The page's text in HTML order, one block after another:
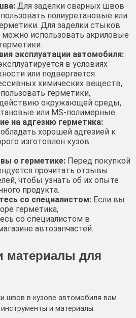
Для заделки сварных швов
полиуретановые или
Для заделки стыков
можно использовать акриловые
эксплуатации автомобиля:
в условиях
или подвергается
химических веществ,
герметики,
окружающей среды,
или MS-полимерные․
на адгезию герметика:
хорошей адгезией к
изготовлен кузов
о герметике: Перед покупкой
прочитать отзывы
чтобы узнать об их опыте
продукта․
со специалистом: Если вы
герметика,
со специалистом в
автозапчастей․
материалы для
швов в кузове автомобиля вам
и материалы: